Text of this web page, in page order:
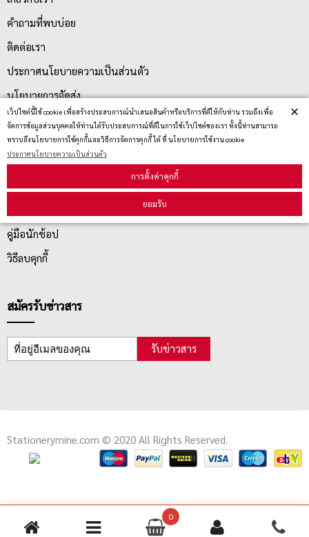
0
เว็ปไซต์นี้ใช้ cookie เพื่อสร้างประสบการณ์นำเสนอสินค้าหรือบริการที่ดีให้กับท่าน รวมถึงเพื่อ
จัดการข้อมูลส่วนบุคคลให้ท่านได้รับประสบการณ์ที่ดีในการใช้เว็ปไซต์ของเรา ทั้งนี้ท่านสามารถ
ทราบถึงนโยบายการใช้คุกกี้และวิธีการจัดการคุกกี้ ได้ ที่ นโยบายการใช้งาน cookie
ประกาศนโยบายความเป็นส่วนตัว
การตั้งค่าคุกกี้
ยอมรับ
×
คำถามที่พบบ่อย
ติดต่อเรา
ประกาศนโยบายความเป็นส่วนตัว
นโยบายการจัดส่ง
นโยบายการเปลี่ยน/คืน สินค้า
บริการลูกค้า
คู่มือนักช้อป
วิธีลบคุกกี้
สมัครรับข่าวสาร
รับข่าวสาร
Stationerymine.com © 2020 All Rights Reserved.